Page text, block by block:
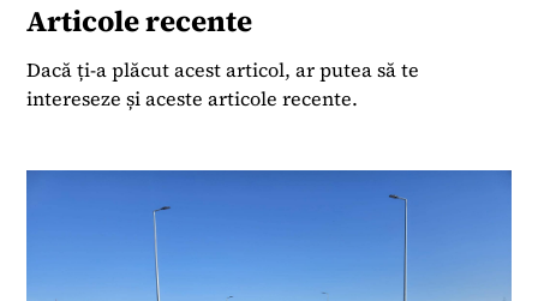
Articole recente
Dacă ți-a plăcut acest articol, ar putea să te
intereseze și aceste articole recente.